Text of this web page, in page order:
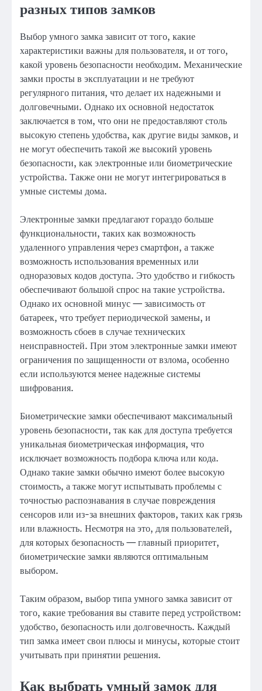
разных типов замков
Выбор умного замка зависит от того, какие
характеристики важны для пользователя, и от того,
какой уровень безопасности необходим. Механические
замки просты в эксплуатации и не требуют
регулярного питания, что делает их надежными и
долговечными. Однако их основной недостаток
заключается в том, что они не предоставляют столь
высокую степень удобства, как другие виды замков, и
не могут обеспечить такой же высокий уровень
безопасности, как электронные или биометрические
устройства. Также они не могут интегрироваться в
умные системы дома.
Электронные замки предлагают гораздо больше
функциональности, таких как возможность
удаленного управления через смартфон, а также
возможность использования временных или
одноразовых кодов доступа. Это удобство и гибкость
обеспечивают большой спрос на такие устройства.
Однако их основной минус — зависимость от
батареек, что требует периодической замены, и
возможность сбоев в случае технических
неисправностей. При этом электронные замки имеют
ограничения по защищенности от взлома, особенно
если используются менее надежные системы
шифрования.
Биометрические замки обеспечивают максимальный
уровень безопасности, так как для доступа требуется
уникальная биометрическая информация, что
исключает возможность подбора ключа или кода.
Однако такие замки обычно имеют более высокую
стоимость, а также могут испытывать проблемы с
точностью распознавания в случае повреждения
сенсоров или из-за внешних факторов, таких как грязь
или влажность. Несмотря на это, для пользователей,
для которых безопасность — главный приоритет,
биометрические замки являются оптимальным
выбором.
Таким образом, выбор типа умного замка зависит от
того, какие требования вы ставите перед устройством:
удобство, безопасность или долговечность. Каждый
тип замка имеет свои плюсы и минусы, которые стоит
учитывать при принятии решения.
Как выбрать умный замок для